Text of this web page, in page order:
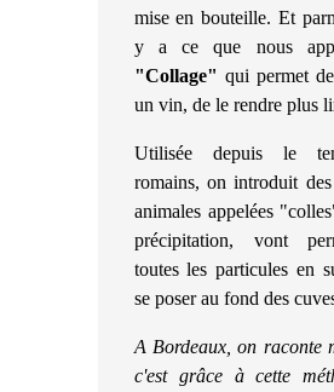
mise en bouteille. Et
y a ce que nous
"Collage" qui permet
un vin, de le rendre plus
Utilisée depuis le
romains, on introduit
animales appelées
précipitation, vont
toutes les particules en
se poser au fond des
A Bordeaux, on raconte
c'est grâce à cette